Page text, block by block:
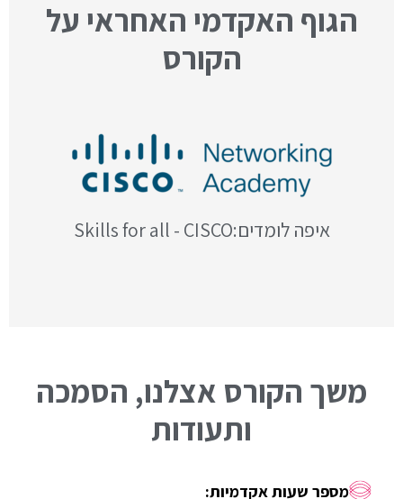
הגוף האקדמי האחראי על
הקורס
איפה לומדים:Skills for all - CISCO
משך הקורס אצלנו, הסמכה
ותעודות